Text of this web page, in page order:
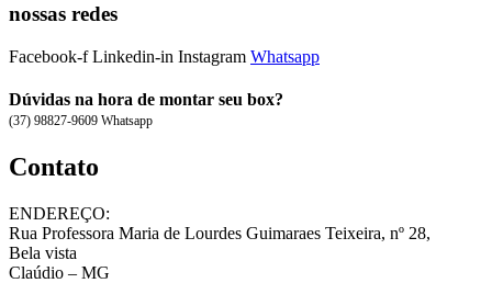
nossas redes
Facebook-f Linkedin-in Instagram Whatsapp
Dúvidas na hora de montar seu box?
(37) 98827-9609 Whatsapp
Contato
ENDEREÇO:
Rua Professora Maria de Lourdes Guimaraes Teixeira, nº 28,
Bela vista
Claúdio – MG